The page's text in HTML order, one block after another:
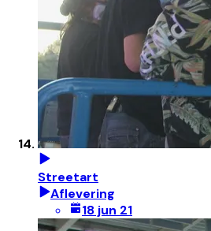
Streetart
Aflevering
18 jun 21